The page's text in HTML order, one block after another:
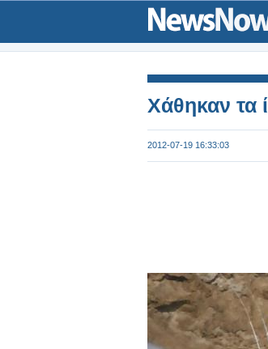
Χάθηκαν τα
2012-07-19 16:33:03